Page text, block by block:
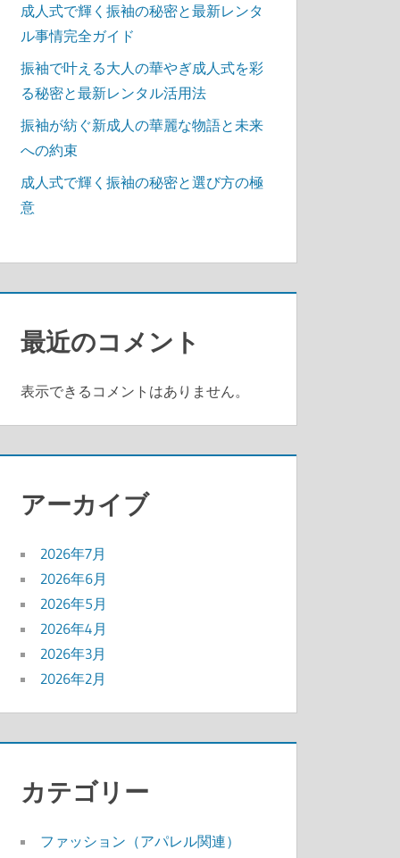
成人式で輝く振袖の秘密と最新レンタ
ル事情完全ガイド
振袖で叶える大人の華やぎ成人式を彩
る秘密と最新レンタル活用法
振袖が紡ぐ新成人の華麗な物語と未来
への約束
成人式で輝く振袖の秘密と選び方の極
意
最近のコメント
表示できるコメントはありません。
アーカイブ
2026年7月
2026年6月
2026年5月
2026年4月
2026年3月
2026年2月
カテゴリー
ファッション（アパレル関連）